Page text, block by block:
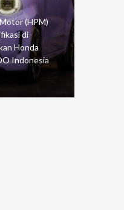
(HPM)
di
Honda
Indonesia